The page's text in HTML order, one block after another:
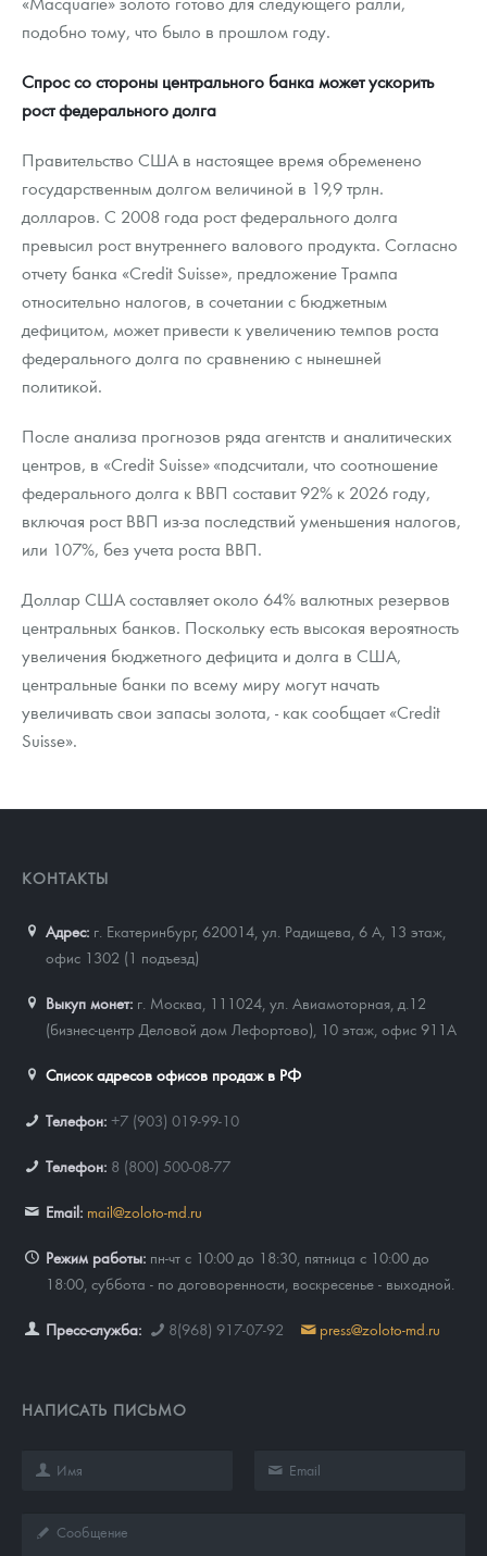
подобно тому, что было в прошлом году.
Спрос со стороны центрального банка может ускорить
рост федерального долга
Правительство США в настоящее время обременено
государственным долгом величиной в 19,9 трлн.
долларов. C 2008 года рост федерального долга
превысил рост внутреннего валового продукта. Согласно
отчету банка «Credit Suisse», предложение Трампа
относительно налогов, в сочетании с бюджетным
дефицитом, может привести к увеличению темпов роста
федерального долга по сравнению с нынешней
политикой.
После анализа прогнозов ряда агентств и аналитических
центров, в «Credit Suisse» «подсчитали, что соотношение
федерального долга к ВВП составит 92% к 2026 году,
включая рост ВВП из-за последствий уменьшения налогов,
или 107%, без учета роста ВВП.
Доллар США составляет около 64% валютных резервов
центральных банков. Поскольку есть высокая вероятность
увеличения бюджетного дефицита и долга в США,
центральные банки по всему миру могут начать
увеличивать свои запасы золота, - как сообщает «Credit
Suisse».
КОНТАКТЫ
Адрес: г. Екатеринбург, 620014 ул. Радищева, 6 А, 13 этаж,
офис 1302 (1 подъезд)
Выкуп монет: г. Москва, 111024, ул. Авиамоторная, д.12
(бизнес-центр Деловой дом Лефортово), 10 этаж, офис 911А
Список адресов офисов продаж в РФ
Телефон: +7 (903) 019-99-10
Телефон: 8 (800) 500-08-77
Email: mail@zoloto-md.ru
Режим работы: пн-чт с 10:00 до 18:30, пятница с 10:00 до
18:00, суббота - по договоренности, воскресенье - выходной.
Пресс-служба: 8(968) 917-07-92 press@zoloto-md.ru
НАПИСАТЬ ПИСЬМО